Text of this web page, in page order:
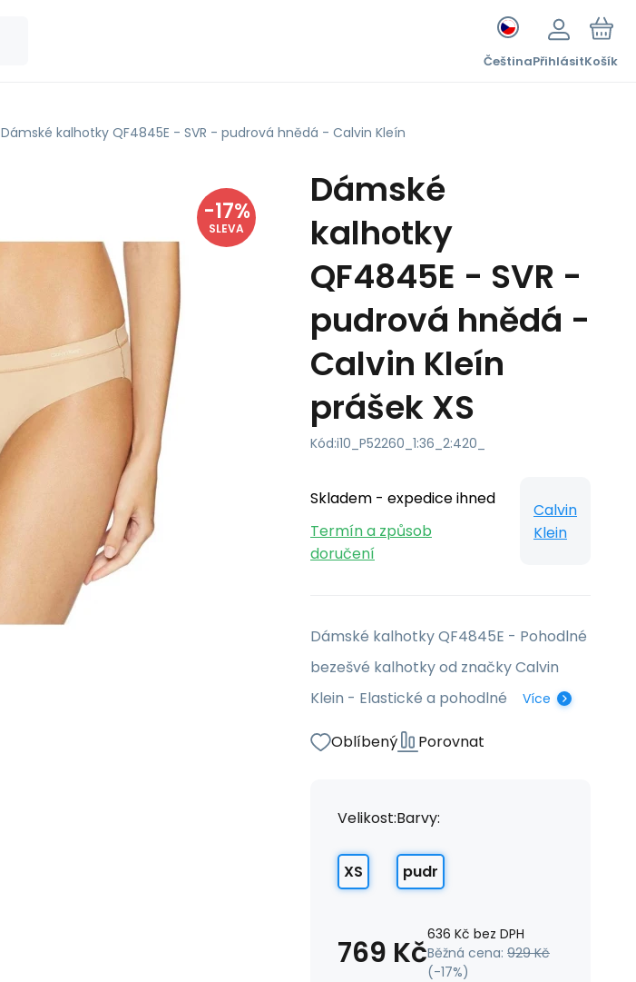
ČeštinaPřihlásitKošík
Dámské kalhotky QF4845E - SVR - pudrová hnědá - Calvin Kleín
-17%
SLEVA
Dámské
kalhotky
QF4845E - SVR -
pudrová hnědá -
Calvin Kleín
prášek XS
Kód:i10_P52260_1:36_2:420_
Skladem - expedice ihned
Termín a způsob
doručení
Calvin
Klein
Dámské kalhotky QF4845E - Pohodlné
bezešvé kalhotky od značky Calvin
Klein - Elastické a pohodlné
Více
Oblíbený Porovnat
Velikost:
XS
Barvy:
pudr
769 Kč636 Kč bez DPH
Běžná cena: 929 Kč
(-17%)